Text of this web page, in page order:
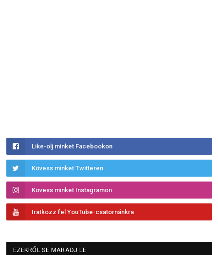
Like-olj minket Facebookon
Kövess minket Twitteren
Kövess minket Instagramon
Iratkozz fel YouTube-csatornánkra
EZEKRŐL SE MARADJ LE